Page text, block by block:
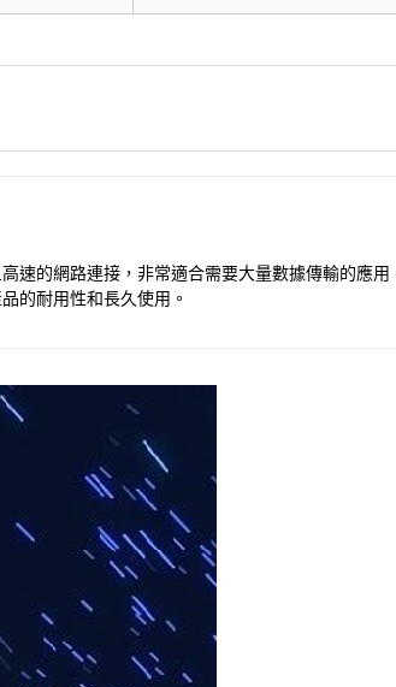
速的網路連接，非常適合需要大量數據傳輸的應用
的耐用性和長久使用。